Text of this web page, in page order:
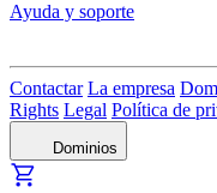
Ayuda y soporte
Contactar La empresa
Rights Legal Política de
Dominios